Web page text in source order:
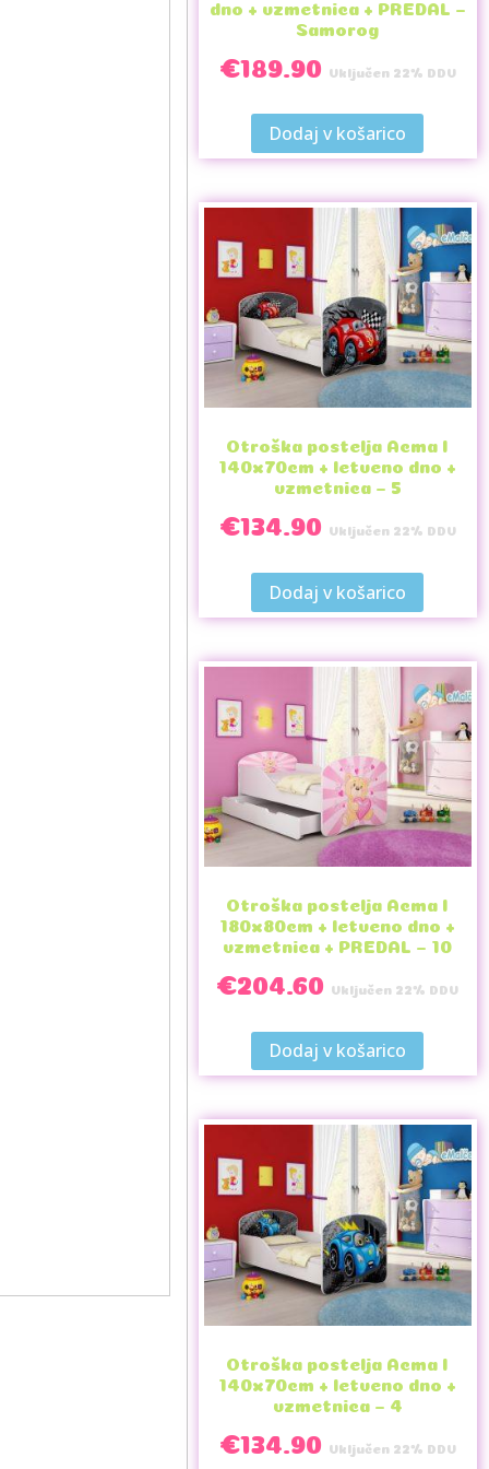
dno + vzmetnica + PREDAL –
Samorog
€189.90 Vključen 22% DDV
Dodaj v košarico
Otroška postelja Acma I
140x70cm + letveno dno +
vzmetnica – 5
€134.90 Vključen 22% DDV
Dodaj v košarico
Otroška postelja Acma I
180x80cm + letveno dno +
vzmetnica + PREDAL – 10
€204.60 Vključen 22% DDV
Dodaj v košarico
Otroška postelja Acma I
140x70cm + letveno dno +
vzmetnica – 4
€134.90 Vključen 22% DDV